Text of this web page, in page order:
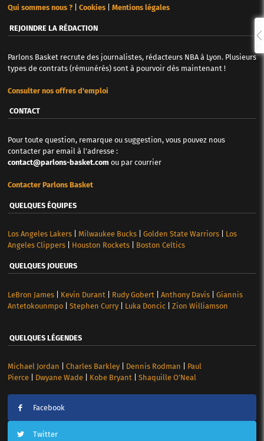
Qui sommes nous ?| Cookies| Mentions légales
REJOINDRE LA RÉDACTION
Parlons Basket recrute des journalistes, rédacteurs NBA à Lyon. Plusieurs
types de contrats (rémunérés) sont à pourvoir dès maintenant !
Consulter nos offres d'emploi
CONTACT
Pour toute question, remarque ou suggestion, vous pouvez nous
contacter par email à l'adresse :
contact@parlons-basket.com ou par courrier
Contacter Parlons Basket
QUELQUES ÉQUIPES
Los Angeles Lakers| Milwaukee Bucks| Golden State Warriors| Los
Angeles Clippers| Houston Rockets| Boston Celtics
QUELQUES JOUEURS
LeBron James| Kevin Durant Rudy Gobert Anthony Davis| Giannis
Antetokounmpo| Stephen Curry| Luka Doncic| Zion Williamson
QUELQUES LÉGENDES
Michael Jordan Charles Barkley| Dennis Rodman
Paul
Pierce| Dwyane Wade| Kobe Bryant| Shaquille O’Neal
Facebook
Twitter